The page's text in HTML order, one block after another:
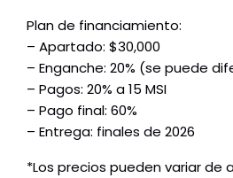
Plan de financiamiento:
– Apartado: $30,000
– Enganche: 20% (se puede
– Pagos: 20% a 15 MSI
– Pago final: 60%
– Entrega: finales de 2026
*Los precios pueden variar de